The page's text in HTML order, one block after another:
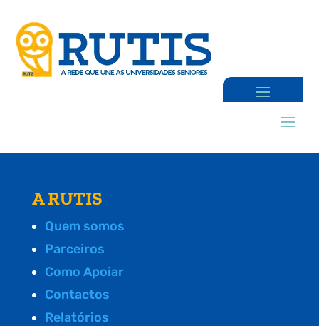
A RUTIS
Quem somos
Parceiros
Como Apoiar
Contactos
Relatórios